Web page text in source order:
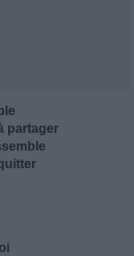
partager